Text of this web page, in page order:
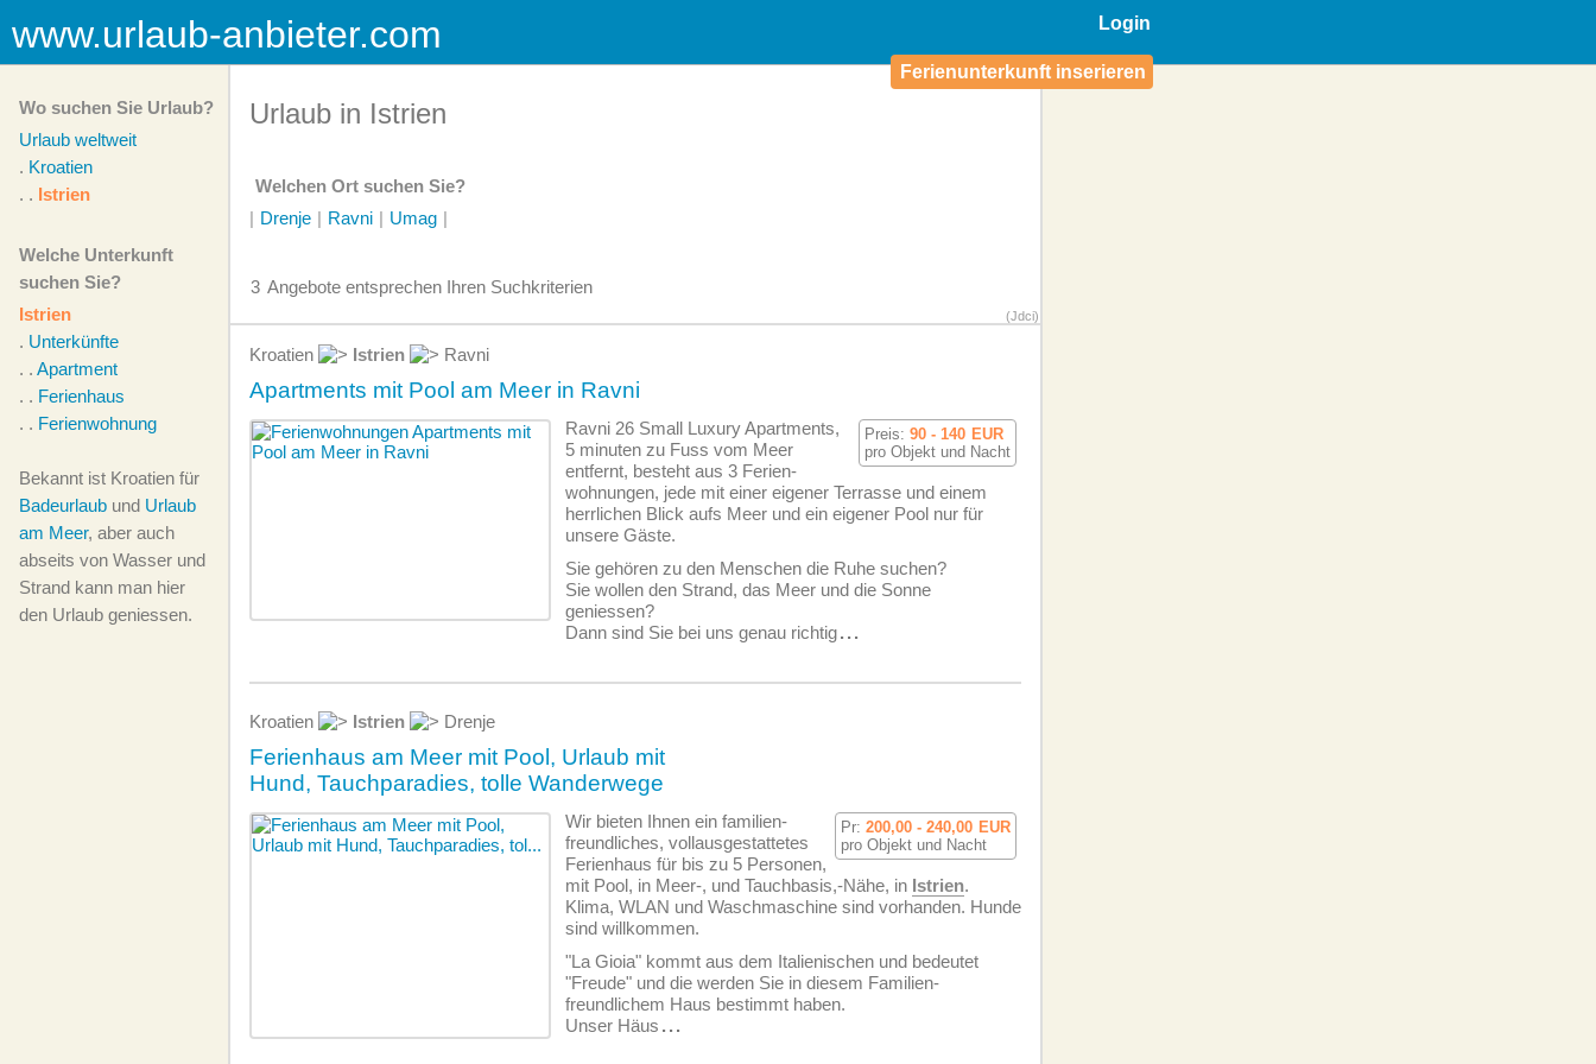
Login
Ferienunterkunft inserieren
www.urlaub-anbieter.com
Wo suchen Sie Urlaub?
Urlaub weltweit
. Kroatien
. . Istrien
Welche Unterkunft
suchen Sie?
Istrien
. Unterkünfte
. . Apartment
. . Ferienhaus
. . Ferienwohnung
Bekannt ist Kroatien für
Badeurlaub und Urlaub
am Meer, aber auch
abseits von Wasser und
Strand kann man hier
den Urlaub geniessen.
Urlaub in Istrien
Welchen Ort suchen Sie?
| Drenje | Ravni | Umag |
3 Angebote entsprechen Ihren Suchkriterien
(Jdci)
Kroatien Istrien Ravni
Apartments mit Pool am Meer in Ravni
Preis: 90 - 140 EUR
pro Objekt und Nacht
Ravni 26 Small Luxury Apartments,
5 minuten zu Fuss vom Meer
entfernt, besteht aus 3 Ferien­
wohnungen, jede mit einer eigener Terrasse und einem
herrlichen Blick aufs Meer und ein eigener Pool nur für
unsere Gäste.
Sie gehören zu den Menschen die Ruhe suchen?
Sie wollen den Strand, das Meer und die Sonne
geniessen?
Dann sind Sie bei uns genau richtig...
Kroatien Istrien Drenje
Ferienhaus am Meer mit Pool, Urlaub mit
Hund, Tauchparadies, tolle Wanderwege
Pr: 200,00 - 240,00 EUR
pro Objekt und Nacht
Wir bieten Ihnen ein familien­
freundliches, vollausgestattetes
Ferienhaus für bis zu 5 Personen,
mit Pool, in Meer-, und Tauchbasis,-Nähe, in Istrien.
Klima, WLAN und Waschmaschine sind vorhanden. Hunde
sind willkommen.
"La Gioia" kommt aus dem Italienischen und bedeutet
"Freude" und die werden Sie in diesem Familien­
freundlichem Haus bestimmt haben.
Unser Häus ...